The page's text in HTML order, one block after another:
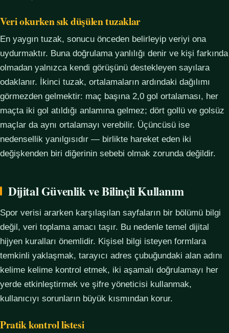
Veri okurken sık düşülen tuzaklar
En yaygın tuzak, sonucu önceden belirleyip veriyi ona
uydurmaktır. Buna doğrulama yanlılığı denir ve kişi farkında
olmadan yalnızca kendi görüşünü destekleyen sayılara
odaklanır. İkinci tuzak, ortalamaların ardındaki dağılımı
görmezden gelmektir: maç başına 2,0 gol ortalaması, her
maçta iki gol atıldığı anlamına gelmez; dört gollü ve golsüz
maçlar da aynı ortalamayı verebilir. Üçüncüsü ise
nedensellik yanılgısıdır — birlikte hareket eden iki
değişkenden biri diğerinin sebebi olmak zorunda değildir.
Dijital Güvenlik ve Bilinçli Kullanım
Spor verisi ararken karşılaşılan sayfaların bir bölümü bilgi
değil, veri toplama amacı taşır. Bu nedenle temel dijital
hijyen kuralları önemlidir. Kişisel bilgi isteyen formlara
temkinli yaklaşmak, tarayıcı adres çubuğundaki alan adını
kelime kelime kontrol etmek, iki aşamalı doğrulamayı her
yerde etkinleştirmek ve şifre yöneticisi kullanmak,
kullanıcıyı sorunların büyük kısmından korur.
Pratik kontrol listesi